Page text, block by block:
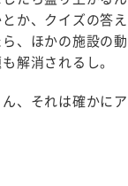
か、クイズの答
、ほかの施設の
解消されるし。
、それは確かに